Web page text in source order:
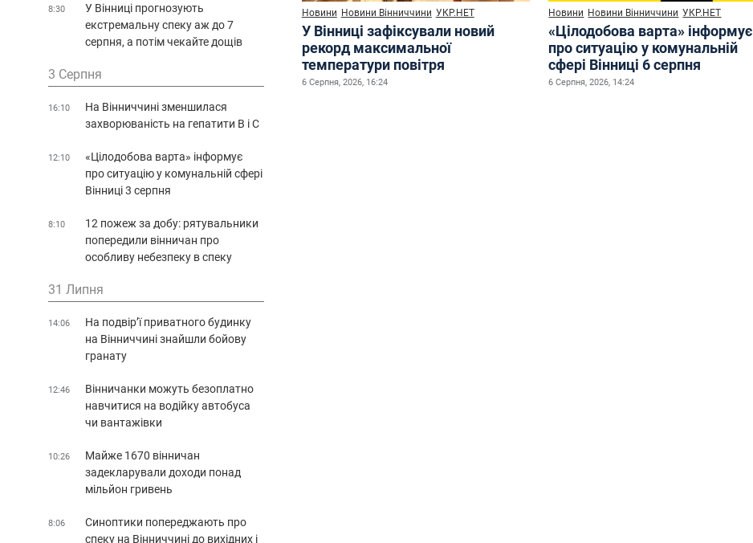
Новини Новини Вінниччини УКР.НЕТ
У Вінниці зафіксували новий
рекорд максимальної
температури повітря
6 Серпня, 2026, 16:24
Новини Новини Вінниччини УКР.НЕТ
«Цілодобова варта» інформує
про ситуацію у комунальній
сфері Вінниці 6 серпня
6 Серпня, 2026, 14:24
8:30
У Вінниці прогнозують
екстремальну спеку аж до 7
серпня, а потім чекайте дощів
3 Серпня
16:10
На Вінниччині зменшилася
захворюваність на гепатити В і С
12:10
«Цілодобова варта» інформує
про ситуацію у комунальній сфері
Вінниці 3 серпня
8:10
12 пожеж за добу: рятувальники
попередили вінничан про
особливу небезпеку в спеку
31 Липня
14:06
На подвір’ї приватного будинку
на Вінниччині знайшли бойову
гранату
12:46
Вінничанки можуть безоплатно
навчитися на водійку автобуса
чи вантажівки
10:26
Майже 1670 вінничан
задекларували доходи понад
мільйон гривень
8:06
Синоптики попереджають про
спеку на Вінниччині до вихідних і